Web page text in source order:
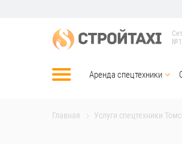
№1
Аренда спецтехники
Главная Услуги спецтехники